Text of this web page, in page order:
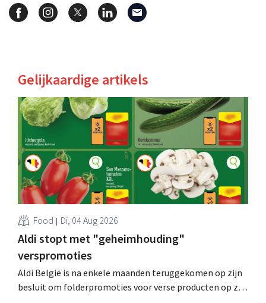
Gelijkaardige artikels
Food Di, 04 Aug 2026
Aldi stopt met "geheimhouding"
verspromoties
Aldi België is na enkele maanden teruggekomen op zijn
besluit om folderpromoties voor verse producten op zijn